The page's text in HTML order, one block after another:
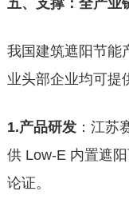
我国建筑遮阳节能
业头部企业均可提
1.产品研发：江苏
供 Low-E 内置遮
论证。